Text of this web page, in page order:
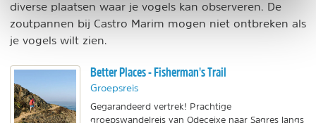
diverse plaatsen waar je vogels kan observeren. De
zoutpannen bij Castro Marim mogen niet ontbreken als
je vogels wilt zien.
Better Places - Fisherman's Trail
Groepsreis
Gegarandeerd vertrek! Prachtige
groepswandelreis van Odeceixe naar Sagres langs